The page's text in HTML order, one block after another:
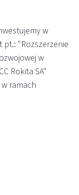
w
pt.: "Rozszerzenie
w
Rokita SA"
ramach